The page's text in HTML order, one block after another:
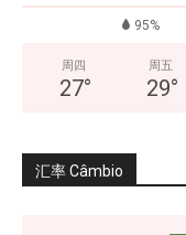
95%
周四
27°
周五
29°
汇率 Câmbio